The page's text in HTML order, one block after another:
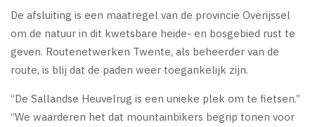
De afsluiting is een maatregel van de provincie Overijssel
om de natuur in dit kwetsbare heide- en bosgebied rust te
geven. Routenetwerken Twente, als beheerder van de
route, is blij dat de paden weer toegankelijk zijn.
“De Sallandse Heuvelrug is een unieke plek om te fietsen.”
“We waarderen het dat mountainbikers begrip tonen voor